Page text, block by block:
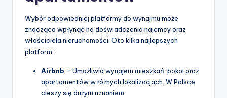
Wybór odpowiedniej platformy do wynajmu może
znacząco wpłynąć na doświadczenia najemcy oraz
właściciela nieruchomości. Oto kilka najlepszych
platform:
Airbnb – Umożliwia wynajem mieszkań, pokoi oraz
apartamentów w różnych lokalizacjach. W Polsce
cieszy się dużym uznaniem.